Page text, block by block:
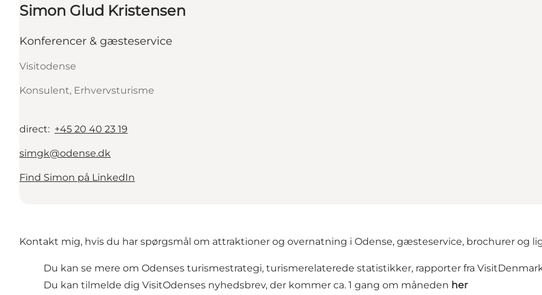
Simon Glud Kristensen
Konferencer & gæsteservice
Visitodense
Konsulent, Erhvervsturisme
direct: +45 20 40 23 19
simgk@odense.dk
Find Simon på LinkedIn
Kontakt mig, hvis du har spørgsmål om attraktioner og overnatning i Odense, gæsteservice, brochurer og
Du kan se mere om Odenses turismestrategi, turismerelaterede statistikker, rapporter fra
Du kan tilmelde dig VisitOdenses nyhedsbrev, der kommer ca. 1 gang om måneden her